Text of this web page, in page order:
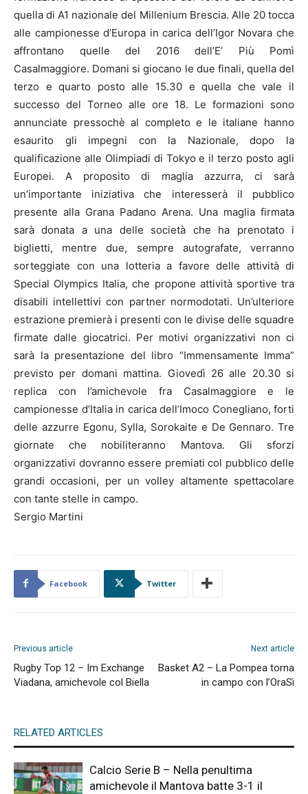
quella di A1 nazionale del Millenium Brescia. Alle 20 tocca
alle campionesse d’Europa in carica dell’Igor Novara che
affrontano quelle del 2016 dell’E’ Più Pomì
Casalmaggiore. Domani si giocano le due finali, quella del
terzo e quarto posto alle 15.30 e quella che vale il
successo del Torneo alle ore 18. Le formazioni sono
annunciate pressochè al completo e le italiane hanno
esaurito gli impegni con la Nazionale, dopo la
qualificazione alle Olimpiadi di Tokyo e il terzo posto agli
Europei. A proposito di maglia azzurra, ci sarà
un’importante iniziativa che interesserà il pubblico
presente alla Grana Padano Arena. Una maglia firmata
sarà donata a una delle società che ha prenotato i
biglietti, mentre due, sempre autografate, verranno
sorteggiate con una lotteria a favore delle attività di
Special Olympics Italia, che propone attività sportive tra
disabili intellettivi con partner normodotati. Un’ulteriore
estrazione premierà i presenti con le divise delle squadre
firmate dalle giocatrici. Per motivi organizzativi non ci
sarà la presentazione del libro “Immensamente Imma”
previsto per domani mattina. Giovedì 26 alle 20.30 si
replica con l’amichevole fra Casalmaggiore e le
campionesse d’Italia in carica dell’Imoco Conegliano, forti
delle azzurre Egonu, Sylla, Sorokaite e De Gennaro. Tre
giornate che nobiliteranno Mantova. Gli sforzi
organizzativi dovranno essere premiati col pubblico delle
grandi occasioni, per un volley altamente spettacolare
con tante stelle in campo.
Sergio Martini
Facebook Twitter
Previous article
Rugby Top 12 – Im Exchange
Viadana, amichevole col Biella
Next article
Basket A2 – La Pompea torna
in campo con l’OraSì
RELATED ARTICLES
Calcio Serie B – Nella penultima
amichevole il Mantova batte 3-1 il